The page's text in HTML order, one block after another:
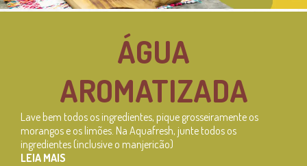
ÁGUA
AROMATIZADA
Lave bem todos os ingredientes, pique grosseiramente os
morangos e os limões. Na Aquafresh, junte todos os
ingredientes (inclusive o manjericão)
LEIA MAIS